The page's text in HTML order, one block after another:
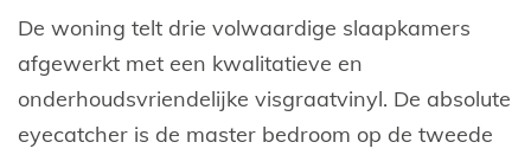
De woning telt drie volwaardige slaapkamers
afgewerkt met een kwalitatieve en
onderhoudsvriendelijke visgraatvinyl. De absolute
eyecatcher is de master bedroom op de tweede